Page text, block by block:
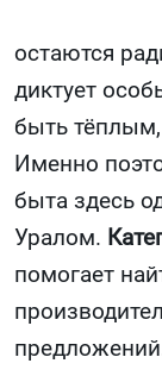
остаются
диктует
быть
Именно
быта здесь
Уралом.
помогает